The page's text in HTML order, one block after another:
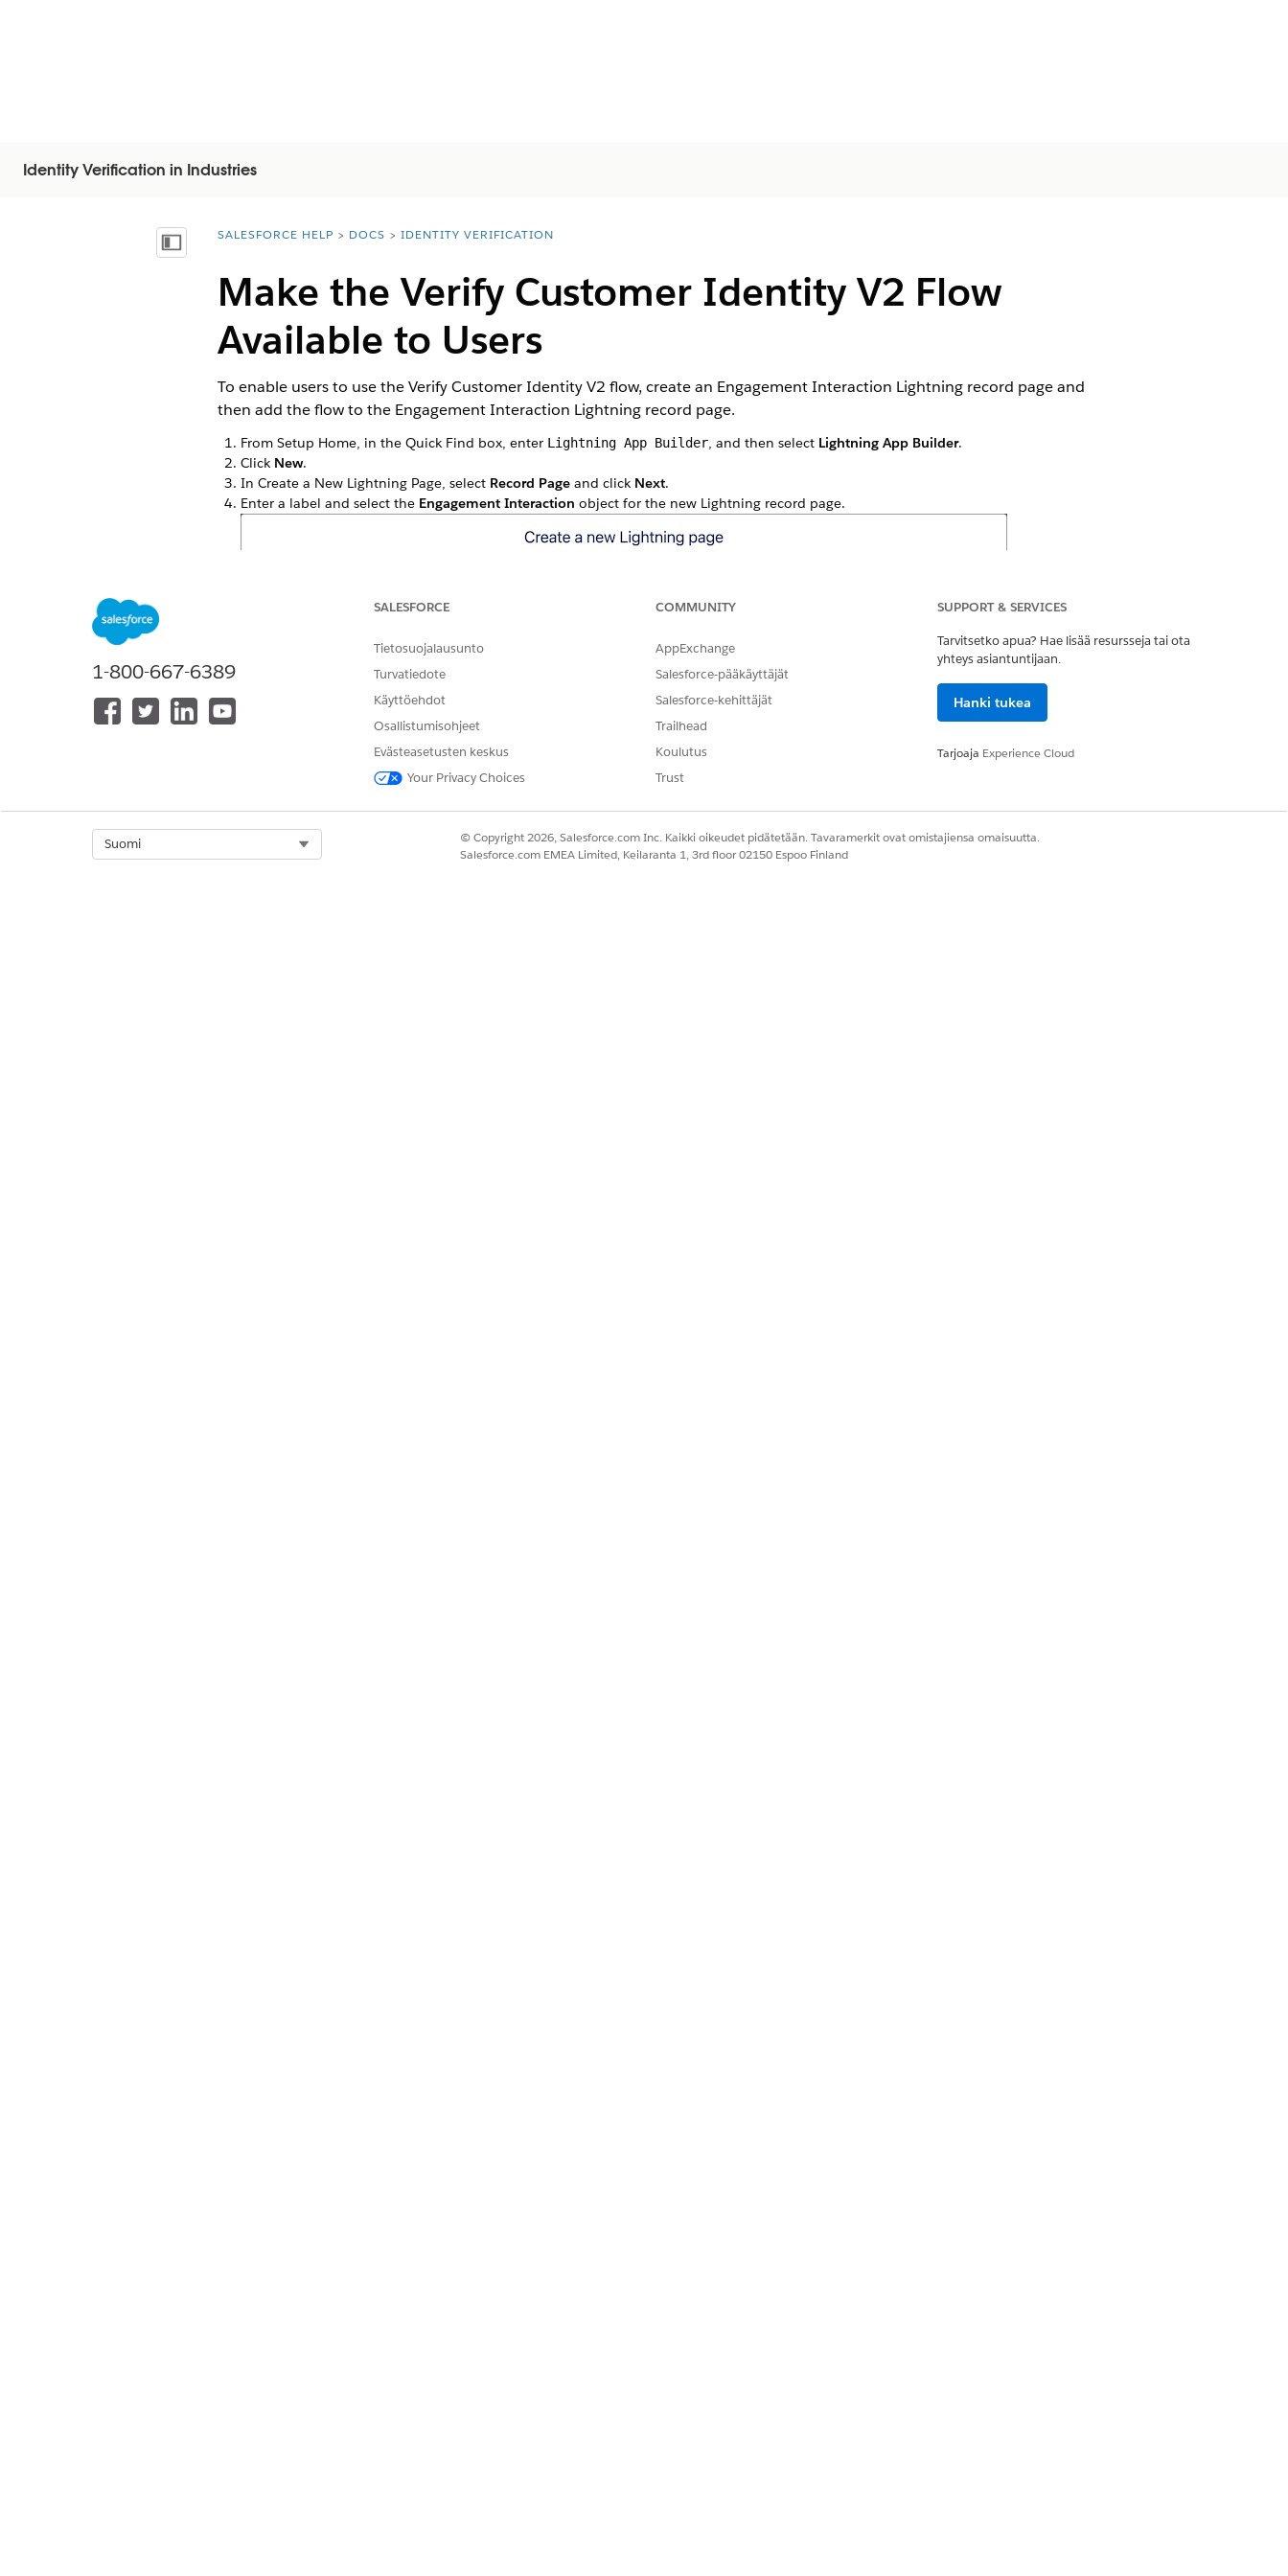
Identity Verification in Industries
Näytä sisällysluettelo
You are here:
SALESFORCE HELP DOCS IDENTITY VERIFICATION
Make the Verify Customer Identity V2 Flow
Available to Users
To enable users to use the Verify Customer Identity V2 flow, create an Engagement Interaction Lightning record page and
then add the flow to the Engagement Interaction Lightning record page.
From Setup Home, in the Quick Find box, enter Lightning App Builder, and then select Lightning App Builder.
Click New.
In Create a New Lightning Page, select Record Pageand click Next.
Enter a label and select the Engagement Interaction object for the new Lightning record page.
1-800-667-6389
SALESFORCE
Tietosuojalausunto
Turvatiedote
Käyttöehdot
Osallistumisohjeet
Evästeasetusten keskus
Your Privacy Choices
COMMUNITY
AppExchange
Salesforce-pääkäyttäjät
Salesforce-kehittäjät
Trailhead
Koulutus
Trust
SUPPORT & SERVICES
Tarvitsetko apua? Hae lisää resursseja tai ota
yhteys asiantuntijaan.
Hanki tukea
Tarjoaja Experience Cloud
Suomi
© Copyright 2026, Salesforce.com Inc. Kaikki oikeudet pidätetään. Tavaramerkit ovat omistajiensa omaisuutta.
Salesforce.com EMEA Limited, Keilaranta 1, 3rd floor 02150 Espoo Finland